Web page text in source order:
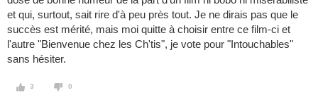
et qui, surtout, sait rire d'à peu près tout. Je ne dirais pas que le
succès est mérité, mais moi quitte à choisir entre ce film-ci et
l'autre "Bienvenue chez les Ch'tis", je vote pour "Intouchables"
sans hésiter.
3 0